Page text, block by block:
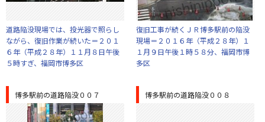
道路陥没現場では、投光器で照らし
ながら、復旧作業が続いた＝２０１
６年（平成２８年）１１月８日午後
５時すぎ、福岡市博多区
復旧工事が続くＪＲ博多駅前の陥没
現場＝２０１６年（平成２８年）１
１月９日午後１時５８分、福岡市博
多区
博多駅前の道路陥没００７ 博多駅前の道路陥没００８